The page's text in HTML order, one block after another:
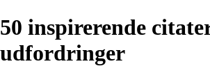
50 inspirerende
udfordringer